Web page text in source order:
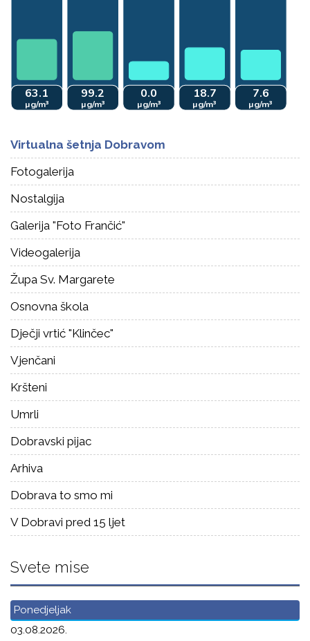
Virtualna šetnja Dobravom
Fotogalerija
Nostalgija
Galerija "Foto Frančić"
Videogalerija
Župa Sv. Margarete
Osnovna škola
Dječji vrtić "Klinčec"
Vjenčani
Kršteni
Umrli
Dobravski pijac
Arhiva
Dobrava to smo mi
V Dobravi pred 15 ljet
Svete mise
Ponedjeljak
03.08.2026.